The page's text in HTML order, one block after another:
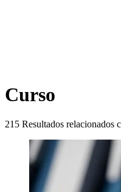
Curso
215 Resultados relacionados